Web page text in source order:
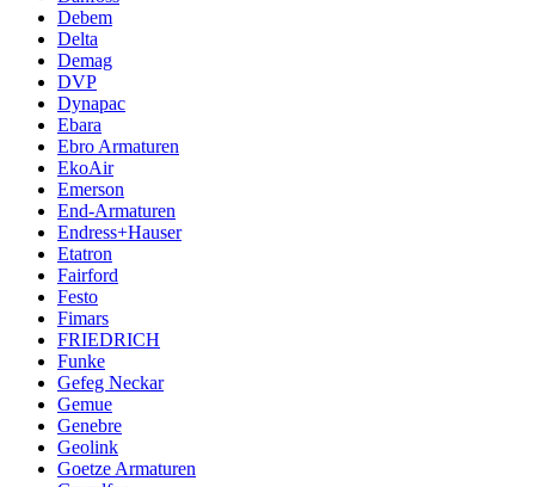
Debem
Delta
Demag
DVP
Dynapac
Ebara
Ebro Armaturen
EkoAir
Emerson
End-Armaturen
Endress+Hauser
Etatron
Fairford
Festo
Fimars
FRIEDRICH
Funke
Gefeg Neckar
Gemue
Genebre
Geolink
Goetze Armaturen